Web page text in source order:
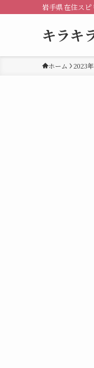
岩手県在住ス
キラキ
ホーム 2023年